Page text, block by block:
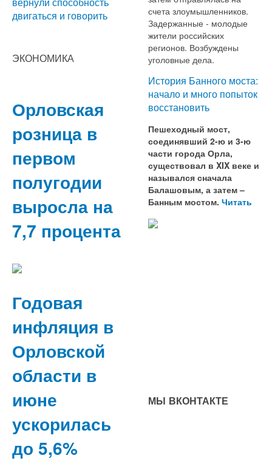
двигаться и говорить
ЭКОНОМИКА
Орловская
розница в
первом
полугодии
выросла на
7,7 процента
Годовая
инфляция в
Орловской
области в
июне
ускорилась
до 5,6%
счета злоумышленников.
Задержанные - молодые
жители российских
регионов. Возбуждены
уголовные дела.
История Банного моста:
начало и много попыток
восстановить
Пешеходный мост,
соединявший 2-ю и 3-ю
части города Орла,
существовал в XIX веке и
назывался сначала
Балашовым, а затем –
Банным мостом. Читать
МЫ ВКОНТАКТЕ